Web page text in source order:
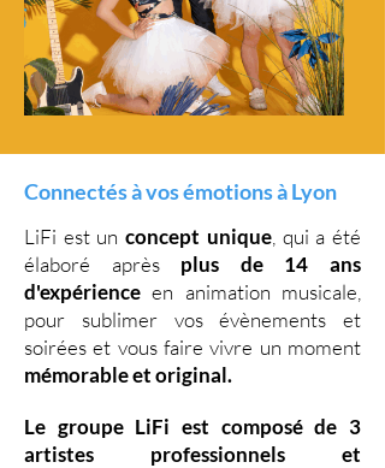
Connectés à vos émotions à Lyon
LiFi est unconcept unique, qui a été
élaboré après plus de 14 ans
d'expérience en animation musicale,
pour sublimer vos évènements et
soirées et vous faire vivre un moment
mémorable et original.
Le groupe LiFi est composé de 3
artistes professionnels et